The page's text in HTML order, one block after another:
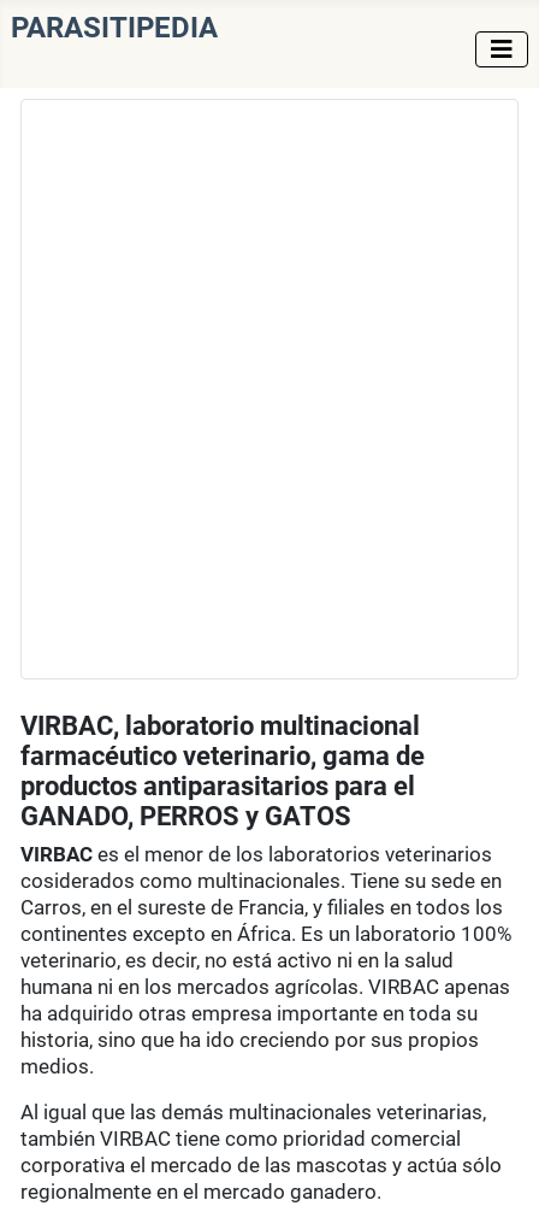
PARASITIPEDIA
VIRBAC, laboratorio multinacional
farmacéutico veterinario, gama de
productos antiparasitarios para el
GANADO, PERROS y GATOS
VIRBAC es el menor de los laboratorios veterinarios
cosiderados como multinacionales. Tiene su sede en
Carros, en el sureste de Francia, y filiales en todos los
continentes excepto en África. Es un laboratorio 100%
veterinario, es decir, no está activo ni en la salud
humana ni en los mercados agrícolas. VIRBAC apenas
ha adquirido otras empresa importante en toda su
historia, sino que ha ido creciendo por sus propios
medios.
Al igual que las demás multinacionales veterinarias,
también VIRBAC tiene como prioridad comercial
corporativa el mercado de las mascotas y actúa sólo
regionalmente en el mercado ganadero.